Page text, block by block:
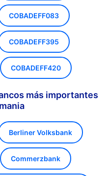
COBADEFF083
COBADEFF395
COBADEFF420
más importantes
Berliner Volksbank
Commerzbank